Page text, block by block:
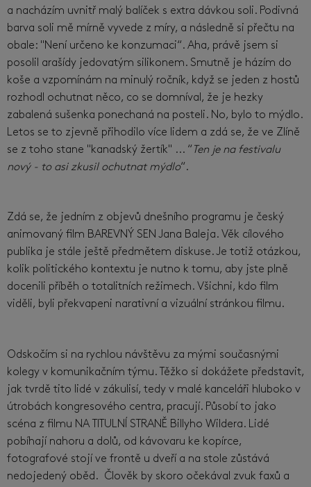
a nacházím uvnitř malý balíček s extra dávkou soli. Podivná
barva soli mě mírně vyvede z míry, a následně si přečtu na
obale: "Není určeno ke konzumaci“. Aha, právě jsem si
posolil arašídy jedovatým silikonem. Smutně je házím do
koše a vzpomínám na minulý ročník, když se jeden z hostů
rozhodl ochutnat něco, co se domníval, že je hezky
zabalená sušenka ponechaná na posteli. No, bylo to mýdlo.
Letos se to zjevně přihodilo více lidem a zdá se, že ve Zlíně
se z toho stane "kanadský žertík" ... “ Ten je na festivalu
nový - to asi zkusil ochutnat mýdlo“.
Zdá se, že jedním z objevů dnešního programu je český
animovaný film BAREVNÝ SEN Jana Baleja. Věk cílového
publika je stále ještě předmětem diskuse. Je totiž otázkou,
kolik politického kontextu je nutno k tomu, aby jste plně
docenili příběh o totalitních režimech. Všichni, kdo film
viděli, byli překvapeni narativní a vizuální stránkou filmu.
Odskočím si na rychlou návštěvu za mými současnými
kolegy v komunikačním týmu. Těžko si dokážete představit,
jak tvrdě tito lidé v zákulisí, tedy v malé kanceláři hluboko v
útrobách kongresového centra, pracují. Působí to jako
scéna z filmu NA TITULNÍ STRANĚ Billyho Wildera. Lidé
pobíhají nahoru a dolů, od kávovaru ke kopírce,
fotografové stojí ve frontě u dveří a na stole zůstává
nedojedený oběd. Člověk by skoro očekával zvuk faxů a